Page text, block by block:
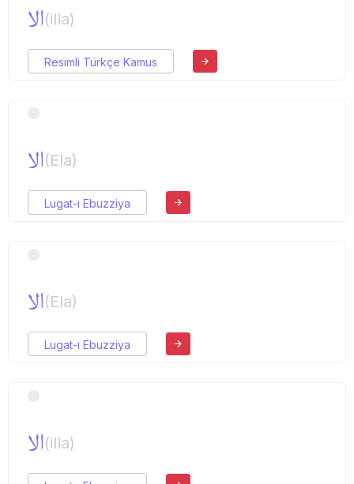
الا(illa)
Resimli Türkçe Kamus
الا(Ela)
Lugat-ı Ebuzziya
الا(Ela)
Lugat-ı Ebuzziya
الا(illa)